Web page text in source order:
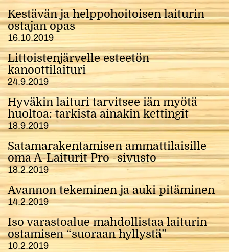
Kestävän ja helppohoitoisen laiturin
ostajan opas
16.10.2019
Littoistenjärvelle esteetön
kanoottilaituri
24.9.2019
Hyväkin laituri tarvitsee iän myötä
huoltoa: tarkista ainakin kettingit
18.9.2019
Satamarakentamisen ammattilaisille
oma A-Laiturit Pro -sivusto
18.2.2019
Avannon tekeminen ja auki pitäminen
14.2.2019
Iso varastoalue mahdollistaa laiturin
ostamisen “suoraan hyllystä”
10.2.2019